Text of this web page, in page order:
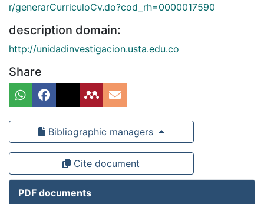
r/generarCurriculoCv.do?cod_rh=0000017590
description domain:
http://unidadinvestigacion.usta.edu.co
Share
Bibliographic managers
Cite document
PDF documents